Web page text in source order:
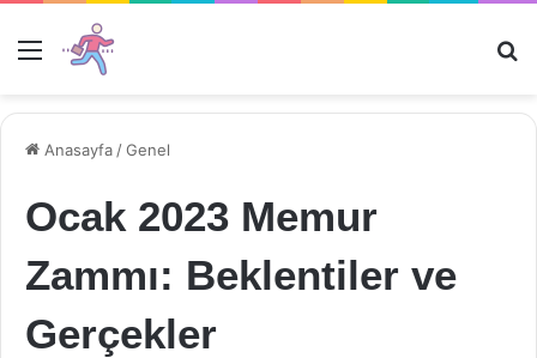
Menü
Anasayfa /Genel
Ocak 2023 Memur
Zammı: Beklentiler ve
Gerçekler